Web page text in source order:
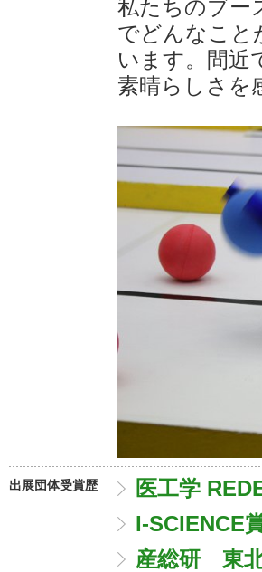
私たちのブー
でどんなこと
います。間近
素晴らしさを
出展団体受賞歴 医工学
I-SCIENCE
産総研 東